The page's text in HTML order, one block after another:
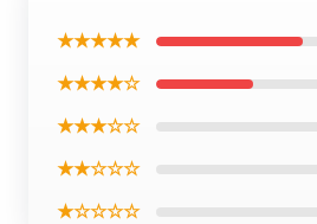
★★★★★
★★★★☆
★★★☆☆
★★☆☆☆
★☆☆☆☆